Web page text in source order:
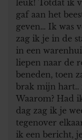
leuk! Totdat ik
gaf aan het
geven… Ik was
zag ik je in de
in een
liepen naar de
beneden, toen
brak mijn hart..
Waarom? Had
dag zag ik je
tegenover
ik een bericht,